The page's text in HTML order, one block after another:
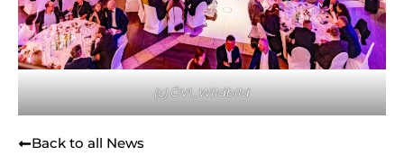
(c) ÖVI_Wildbild
Back to all News